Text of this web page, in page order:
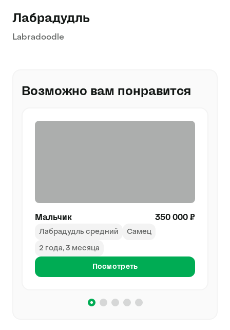
Лабрадудль
Labradoodle
Возможно вам понравится
Мальчик 350 000 ₽
Лабрадудль средний Самец
2 года, 3 месяца
Посмотреть